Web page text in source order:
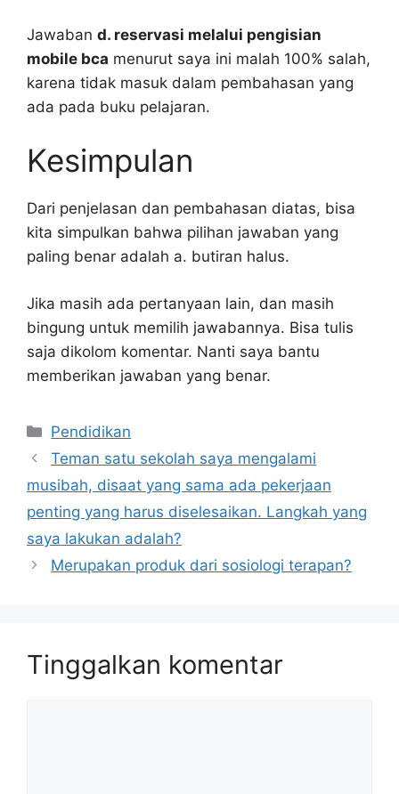
Jawaban d. reservasi melalui pengisian
mobile bca menurut saya ini malah 100% salah,
karena tidak masuk dalam pembahasan yang
ada pada buku pelajaran.
Kesimpulan
Dari penjelasan dan pembahasan diatas, bisa
kita simpulkan bahwa pilihan jawaban yang
paling benar adalah a. butiran halus.
Jika masih ada pertanyaan lain, dan masih
bingung untuk memilih jawabannya. Bisa tulis
saja dikolom komentar. Nanti saya bantu
memberikan jawaban yang benar.
Kategori
Pendidikan
Teman satu sekolah saya mengalami
musibah, disaat yang sama ada pekerjaan
penting yang harus diselesaikan. Langkah yang
saya lakukan adalah?
Merupakan produk dari sosiologi terapan?
Tinggalkan komentar